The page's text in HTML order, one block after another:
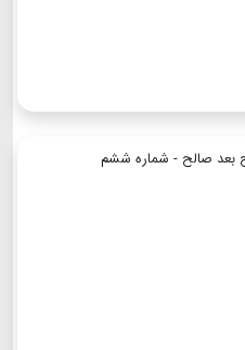
بعد صالح - شماره ششم